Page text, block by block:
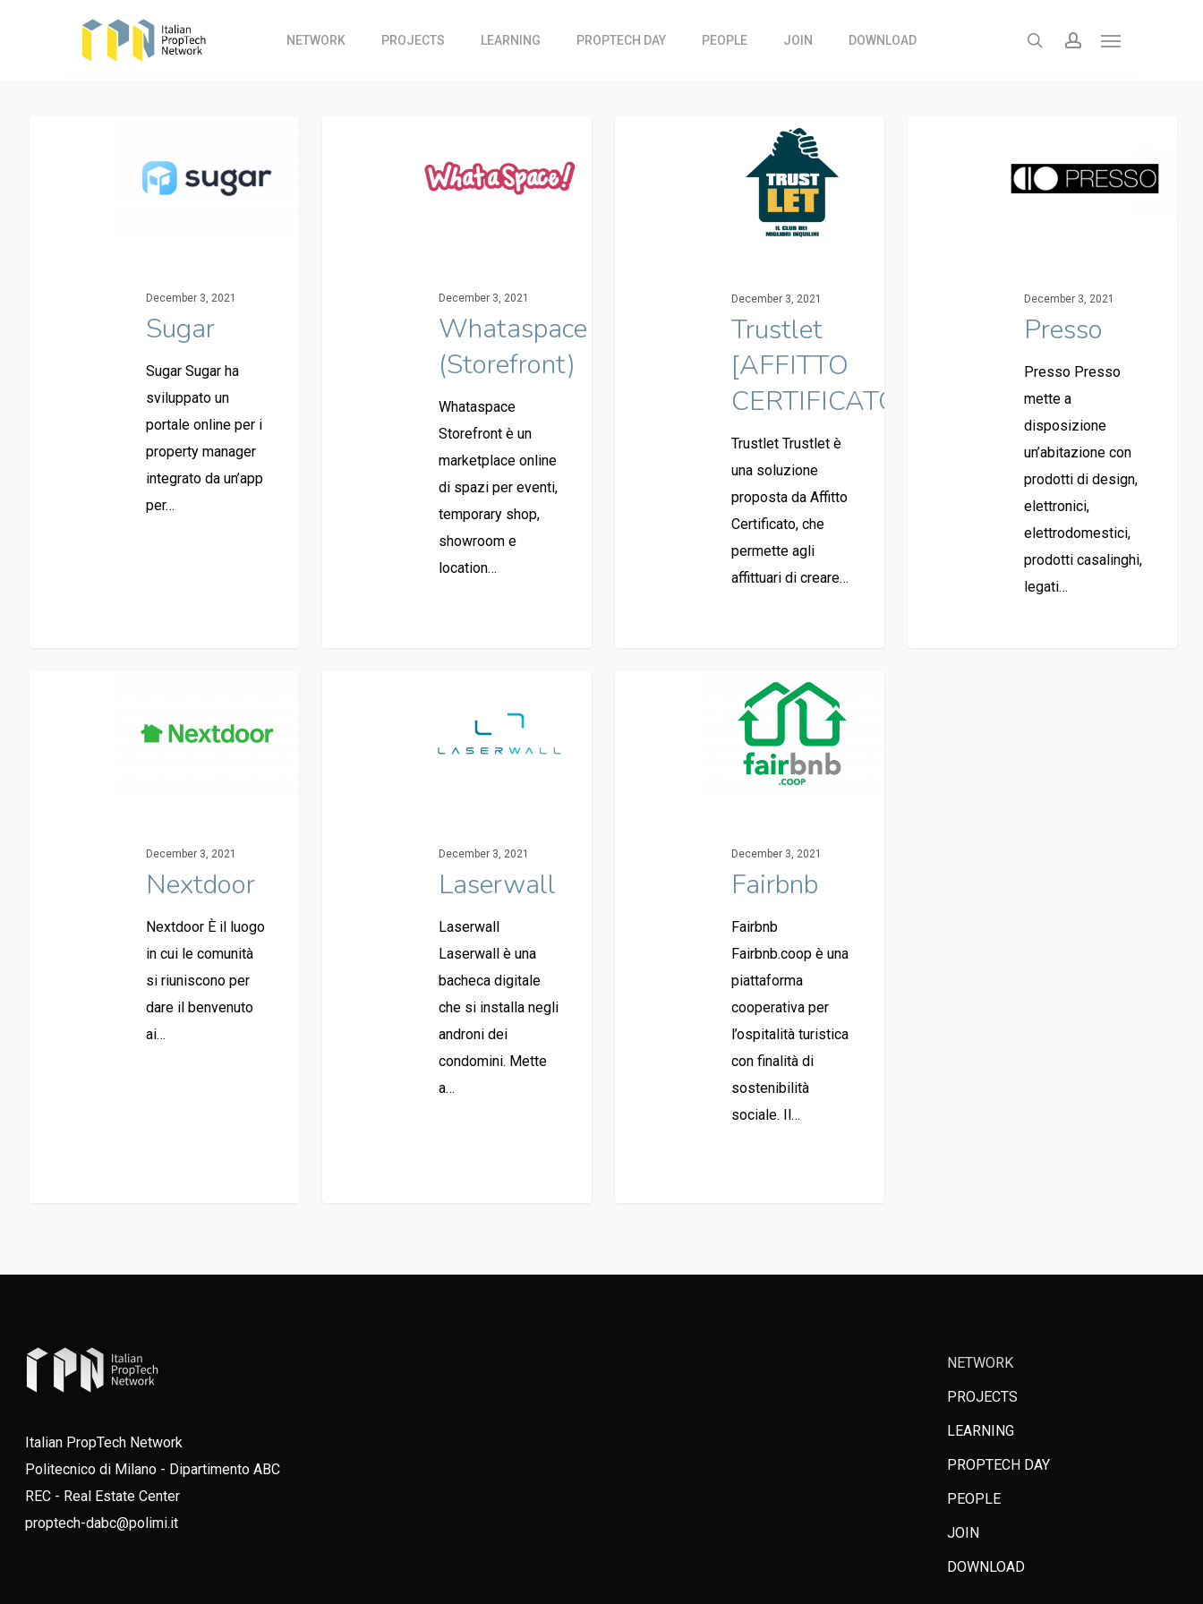
NETWORK PROJECTS LEARNING PROPTECH DAY PEOPLE JOIN DOWNLOAD searchaccount
Menu
December 3, 2021
Sugar
Sugar Sugar ha
sviluppato un
portale online per i
property manager
integrato da un’app
per…
December 3, 2021
Whataspace
(Storefront)
Whataspace
Storefront è un
marketplace online
di spazi per eventi,
temporary shop,
showroom e
location…
December 3, 2021
Trustlet
[AFFITTO
CERTIFICATO]
Trustlet Trustlet è
una soluzione
proposta da Affitto
Certificato, che
permette agli
affittuari di creare…
December 3, 2021
Presso
Presso Presso
mette a
disposizione
un’abitazione con
prodotti di design,
elettronici,
elettrodomestici,
prodotti casalinghi,
legati…
December 3, 2021
Nextdoor
Nextdoor È il luogo
in cui le comunità
si riuniscono per
dare il benvenuto
ai…
December 3, 2021
Laserwall
Laserwall
Laserwall è una
bacheca digitale
che si installa negli
androni dei
condomini. Mette
a…
December 3, 2021
Fairbnb
Fairbnb
Fairbnb.coop è una
piattaforma
cooperativa per
l’ospitalità turistica
con finalità di
sostenibilità
sociale. Il…
Italian PropTech Network
Politecnico di Milano - Dipartimento ABC
REC - Real Estate Center
proptech-dabc@polimi.it
NETWORK
PROJECTS
LEARNING
PROPTECH DAY
PEOPLE
JOIN
DOWNLOAD